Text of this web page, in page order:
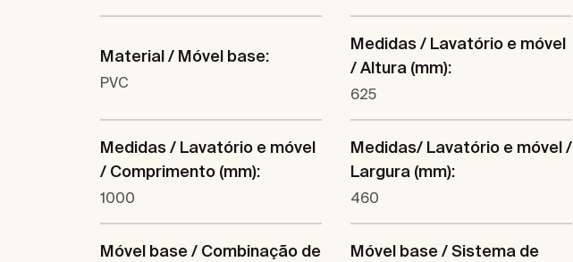
Material / Móvel base:
PVC
Medidas / Lavatório e móvel
/ Altura (mm):
625
Medidas / Lavatório e móvel
/ Comprimento (mm):
1000
Medidas/ Lavatório e móvel /
Largura (mm):
460
Móvel base / Combinação de
Móvel base / Sistema de